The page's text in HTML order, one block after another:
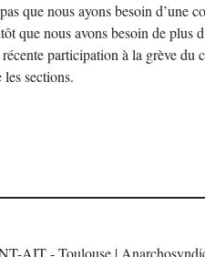
que nous ayons besoin d’une
que nous avons besoin de plus
participation à la grève du
sections.
AIT - Toulouse |